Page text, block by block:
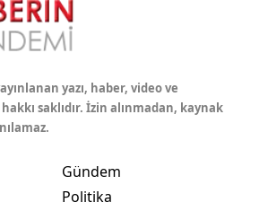
yazı, haber, video ve
saklıdır. İzin alınmadan, kaynak
Gündem
Politika